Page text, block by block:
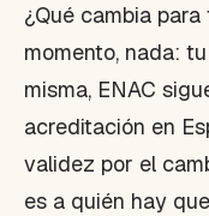
¿Qué cambia
momento, nada:
misma, ENAC
acreditación en
validez por el
es a quién hay